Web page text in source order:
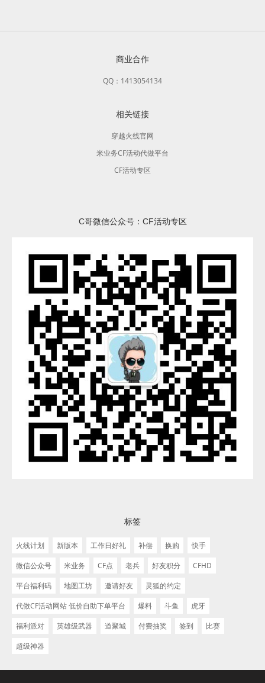
商业合作
QQ：1413054134
相关链接
穿越火线官网
米业务CF活动代做平台
CF活动专区
C哥微信公众号：CF活动专区
标签
火线计划 新版本 工作日好礼 补偿 换购
快手
微信公众号
米业务 CF点 老兵 好友积分
CFHD
平台福利码
地图工坊 邀请好友
灵狐的约定
代做CF活动网站 低价自助下单平台
爆料 斗鱼
虎牙
福利派对
英雄级武器 道聚城 付费抽奖 签到
比赛
超级神器